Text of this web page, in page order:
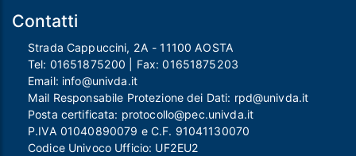
Contatti
Strada Cappuccini, 2A - 11100 AOSTA
Tel: 01651875200 | Fax:01651875203
Email: info@univda.it
Mail Responsabile Protezione dei Dati: rpd@univda.it
Posta certificata: protocollo@pec.univda.it
P.IVA 01040890079 e C.F. 91041130070
Codice Univoco Ufficio: UF2EU2